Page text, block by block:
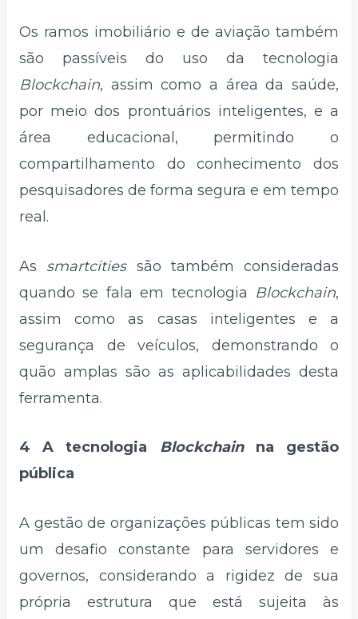
Os ramos imobiliário e de aviação também
são passíveis do uso da tecnologia
Blockchain, assim como a área da saúde,
por meio dos prontuários inteligentes, e a
área educacional, permitindo o
compartilhamento do conhecimento dos
pesquisadores de forma segura e em tempo
real.
As smartcitiessão também consideradas
quando se fala em tecnologia Blockchain,
assim como as casas inteligentes e a
segurança de veículos, demonstrando o
quão amplas são as aplicabilidades desta
ferramenta.
4 A tecnologia Blockchainna gestão
pública
A gestão de organizações públicas tem sido
um desafio constante para servidores e
governos, considerando a rigidez de sua
própria estrutura que está sujeita às